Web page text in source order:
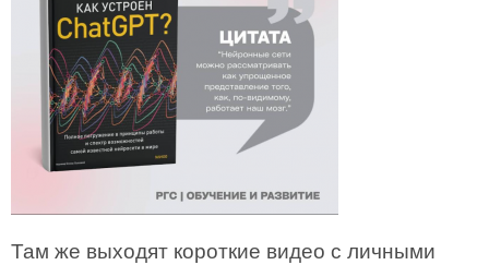
Там же выходят короткие видео с личными